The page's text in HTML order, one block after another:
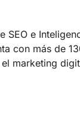
SEO e
con más de
marketing